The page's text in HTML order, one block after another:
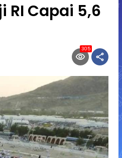
RI Capai 5,6
305